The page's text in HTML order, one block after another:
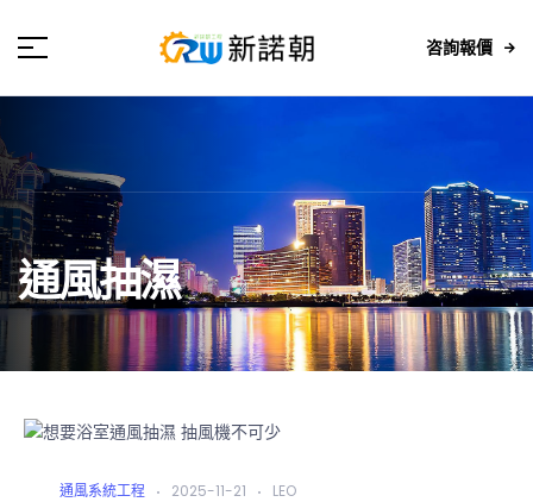
咨詢報價
通風抽濕
通風系統工程 2025-11-21 LEO